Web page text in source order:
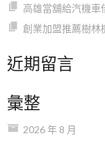
高雄當舖給汽機車
創業加盟推薦樹林
近期留言
彙整
2026 年 8 月